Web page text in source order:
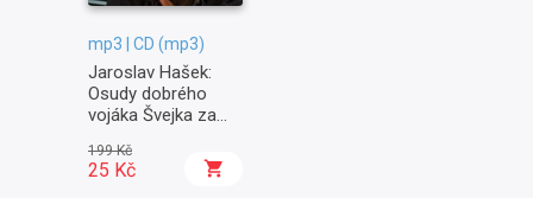
mp3 | CD (mp3)
Jaroslav Hašek:
Osudy dobrého
vojáka Švejka za
Na frontě
199 Kč
25 Kč